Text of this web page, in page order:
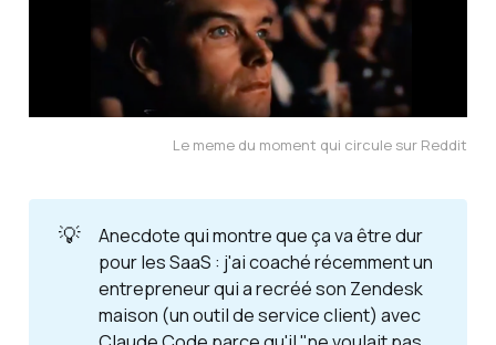
Le meme du moment qui circule sur Reddit
💡
Anecdote qui montre que ça va être dur
pour les SaaS : j'ai coaché récemment un
entrepreneur qui a recréé son Zendesk
maison (un outil de service client) avec